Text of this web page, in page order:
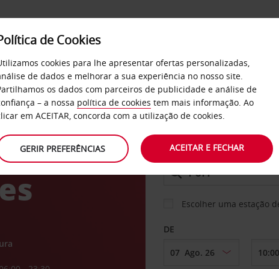
SERVIÇOS EMPRESAS
CARRO
LEVANTAR EM
Escolher uma estação
DE
de Cookies
cookies para lhe apresentar ofertas personalizadas,
de dados e melhorar a sua experiência no nosso site.
os dados com parceiros de publicidade e análise de
– a nossa política de cookies tem mais informação. Ao
em ACEITAR, concorda com a utilização de cookies.
GERIR PREFERÊNCIAS ACEITAR E FECHAR